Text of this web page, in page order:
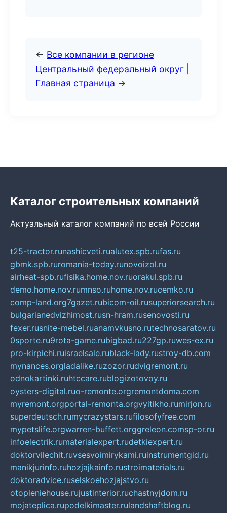
← Все компании в регионе
Центральный федеральный округ
Главная страница →
Каталог строительных компаний
Актуальный каталог компаний по всей России
t25-tractor.runashicveti.rualutex.spb.rufas.ru
gbmk.spb.ruromania-today.runovoizol.ru
airheat-spb.rufisika.home.nov.ruorakul.spb.ru
demo.home.nov.rumnso.ruhome.nov.rucemko.ru
comp-land.org7gazet.rubicom-oil.rusuperiorsearch.ru
bulgarianedvizhimost.rusn-hram.rusenovosti.ru
fexer.rusnite-mebel.ruanamvkusno.rutechnosaratov.ru
0sporte.ru9rota-game.rubigbad.ru227gp.ruwes-ex.ru
pro-kirpichi.ruisraelsale.rublack-lady.rustroy-db.com
mynances.orgladalike.ruzozor.rudvigremont.ru
odnokartinki.ruhtccare.rublogizotovoy.ru
oysters-digital.ruo-remonte.orgremontdoma.com
myremont.orgportal-remonta.orgvyitikho.rumirjon.ru
superdeutsch.rumycrazystars.rufilosofyfree.com
mypetslife.orgwarren-buffett.orggreleon.comsp-or.ru
infoelectrik.rumaterialexpert.rudetkiexpert.ru
doktorvilechit.ruvsesvoimirykami.ruinstrumentgid.ru
manikjurinfo.ruhozjajkainfo.rustroimaterials.ru
doktoradvice.ruselskoehozjajstvo.ru
otopleniehouse.rujustinterior.ruchastnyjdom.ru
mojateplica.rupodelkimaster.rulandshaftblog.ru